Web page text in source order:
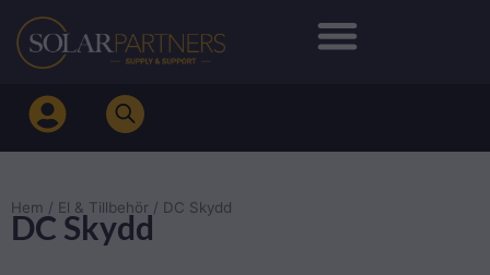
Hoppa
innehåll
Hem / El & Tillbehör / DC Skydd
DC Skydd